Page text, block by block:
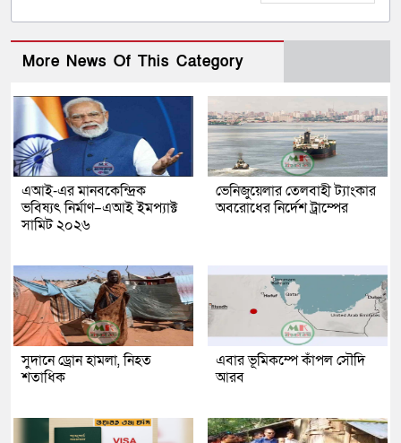
More News Of This Category
এআই-এর মানবকেন্দ্রিক
ভবিষ্যৎ নির্মাণ–এআই ইমপ্যাক্ট
সামিট ২০২৬
ভেনিজুয়েলার তেলবাহী ট্যাংকার
অবরোধের নির্দেশ ট্রাম্পের
সুদানে ড্রোন হামলা, নিহত
শতাধিক
এবার ভূমিকম্পে কাঁপল সৌদি
আরব